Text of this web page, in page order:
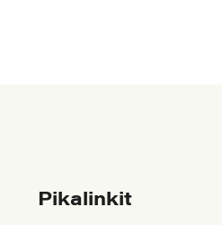
Pikalinkit